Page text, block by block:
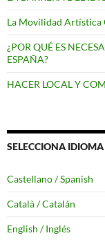
La Movilidad Artística
¿POR QUÉ ES
ESPAÑA?
HACER LOCAL Y
SELECCIONA
Castellano / Spanish
Català / Catalán
English / Inglés